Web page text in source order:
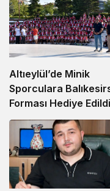
Altıeylül’de Minik
Sporculara
Forması Hediye Edildi